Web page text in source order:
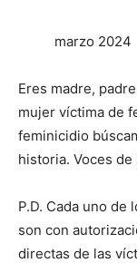
marzo 2024
Eres madre,
mujer víctima de
feminicidio
historia. Voces de
P.D. Cada uno
son con
directas de las